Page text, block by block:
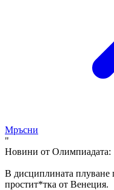
Мръсни
"
Новини от Олимпиадата:
В дисциплината плуване
простит*тка от Венеция.